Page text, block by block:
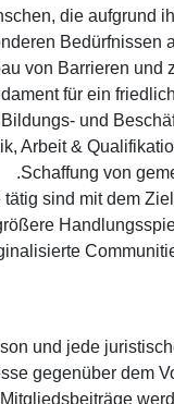
die aufgrund
Bedürfnissen
von Barrieren und
für ein
und
Arbeit &
Schaffung von
tätig sind mit dem